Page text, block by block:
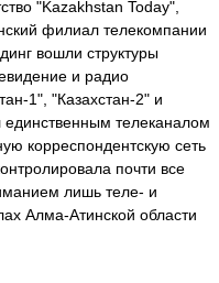
"Kazakhstan Today",
филиал телекомпании
вошли структуры
и радио
1", "Казахстан-2" и
единственным телеканалом
корреспондентскую сеть
почти все
лишь теле- и
Алма-Атинской области